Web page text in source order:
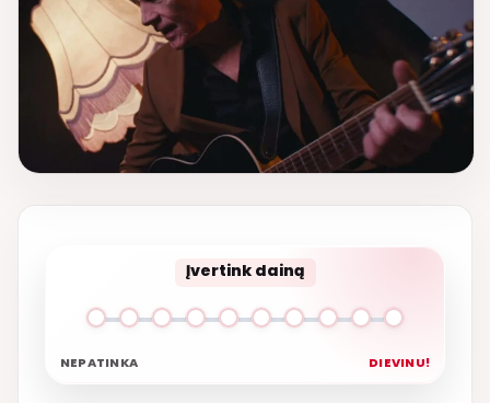
Įvertink dainą
NEPATINKA DIEVINU!